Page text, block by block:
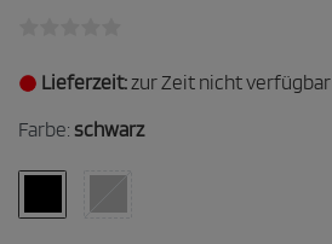
Lieferzeit: zur Zeit nicht verfügbar
Farbe: schwarz